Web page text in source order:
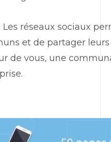
Les réseaux sociaux
et de partager leurs
de vous, une